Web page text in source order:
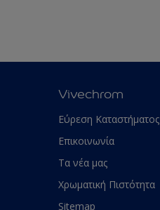
Vivechrom
Εύρεση Καταστήματος
Επικοινωνία
Τα νέα μας
Χρωματική Πιστότητα
Sitemap